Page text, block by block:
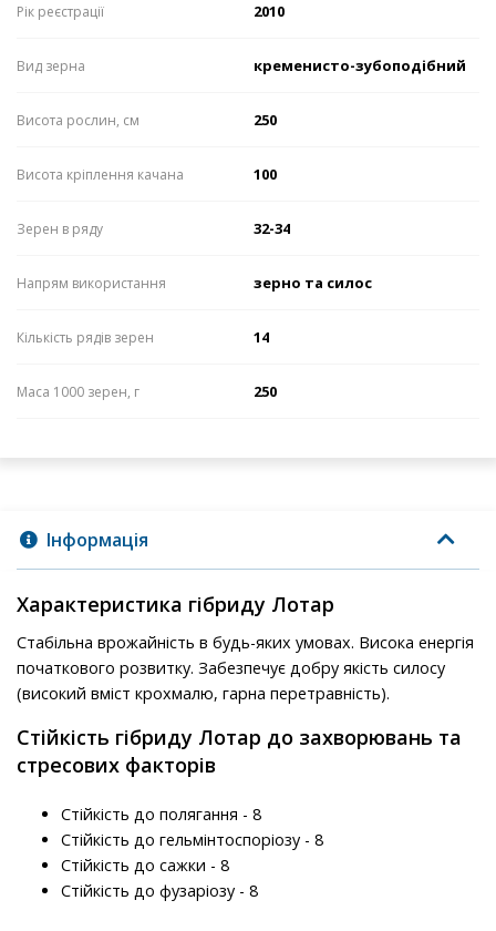
Рік реєстрації 2010
Вид зерна кременисто-зубоподібний
Висота рослин, см 250
Висота кріплення качана 100
Зерен в ряду 32-34
Напрям використання зерно та силос
Кількість рядів зерен 14
Маса 1000 зерен, г 250
Інформація
Характеристика гібриду Лотар
Стабільна врожайність в будь-яких умовах. Висока енергія
початкового розвитку. Забезпечує добру якість силосу
(високий вміст крохмалю, гарна перетравність).
Стійкість гібриду Лотар до захворювань та
стресових факторів
Стійкість до полягання - 8
Стійкість до гельмінтоспоріозу - 8
Стійкість до сажки - 8
Стійкість до фузаріозу - 8